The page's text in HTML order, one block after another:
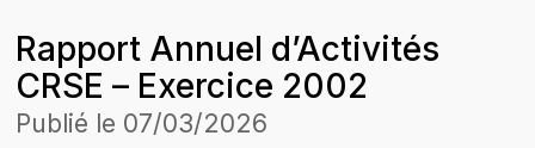
Rapport Annuel d’Activités
CRSE – Exercice 2002
Publié le 07/03/2026